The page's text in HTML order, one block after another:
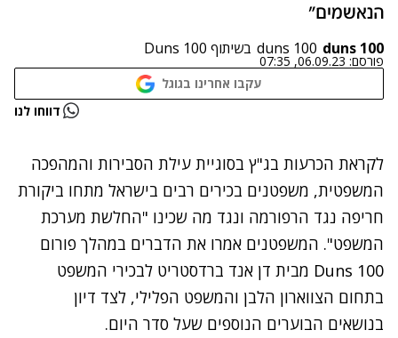
הנאשמים"
duns 100
duns 100 בשיתוף Duns 100
פורסם: 06.09.23, 07:35
עקבו אחרינו בגוגל
נתקלנו בבעיה דווחו לנו
לקראת הכרעות בג"ץ בסוגיית עילת הסבירות והמהפכה
המשפטית, משפטנים בכירים רבים בישראל מתחו ביקורת
חריפה נגד הרפורמה ונגד מה שכינו "החלשת מערכת
המשפט". המשפטנים אמרו את הדברים במהלך פורום
Duns 100 מבית דן אנד ברדסטריט לבכירי המשפט
בתחום הצווארון הלבן והמשפט הפלילי, לצד דיון
בנושאים הבוערים הנוספים שעל סדר היום.